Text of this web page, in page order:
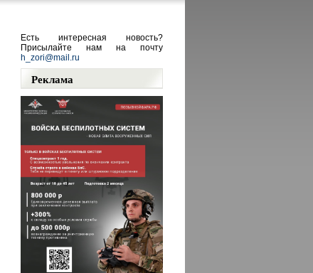
Есть интересная новость?
Присылайте нам на почту
h_zori@mail.ru
Реклама